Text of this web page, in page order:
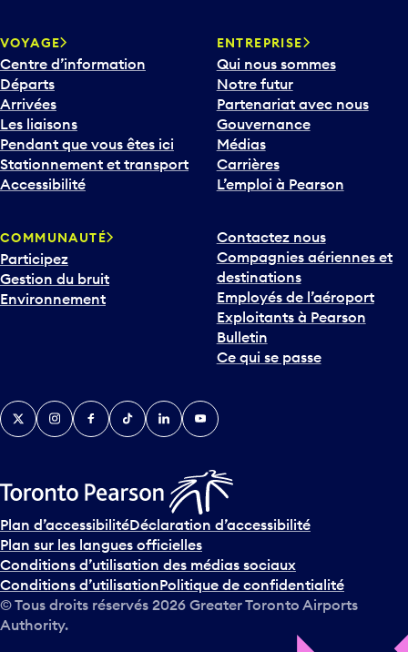
VOYAGE
Centre d’information
Départs
Arrivées
Les liaisons
Pendant que vous êtes ici
Stationnement et transport
Accessibilité
ENTREPRISE
Qui nous sommes
Notre futur
Partenariat avec nous
Gouvernance
Médias
Carrières
L’emploi à Pearson
COMMUNAUTÉ
Participez
Gestion du bruit
Environnement
Contactez nous
Compagnies aériennes et
destinations
Employés de l’aéroport
Exploitants à Pearson
Bulletin
Ce qui se passe
TwitterInstagramFacebook
TikTokLinkedInYouTube
Plan d’accessibilitéDéclaration d’accessibilité
Plan sur les langues officielles
Conditions d’utilisation des médias sociaux
Conditions d’utilisationPolitique de confidentialité
© Tous droits réservés 2026 Greater Toronto Airports
Authority.